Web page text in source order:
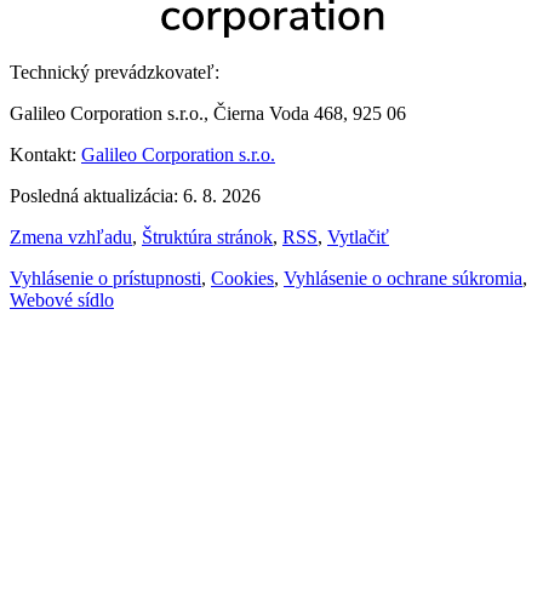
Technický prevádzkovateľ:
Galileo Corporation s.r.o., Čierna Voda 468, 925 06
Kontakt: Galileo Corporation s.r.o.
Posledná aktualizácia: 6. 8. 2026
Zmena vzhľadu, Štruktúra stránok, RSS, Vytlačiť
Vyhlásenie o prístupnosti, Cookies, Vyhlásenie o ochrane súkromia,
Webové sídlo